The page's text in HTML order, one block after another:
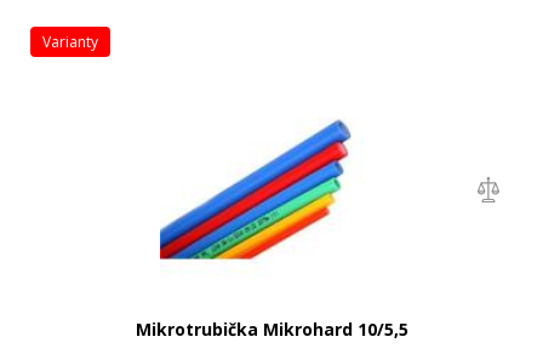
Mikrotrubička Mikrohard 10/5,5
varianty